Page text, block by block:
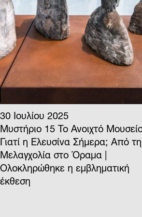
The Invisible Map – Παρουσίαση
ψηφιακής πλατφόρμας
20 Ιουνίου 2025